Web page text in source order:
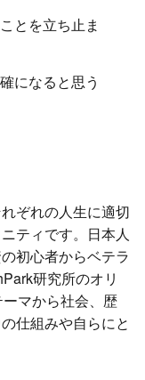
とを立ち止ま
になると思う
ぞれの人生に適切
ティです。日本人
初心者からベテラ
研究所のオリ
マから社会、歴
仕組みや自らにと